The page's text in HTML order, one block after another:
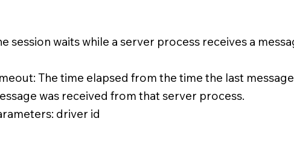
session waits while a server process receives a
The time elapsed from the time the last
was received from that server process.
driver id